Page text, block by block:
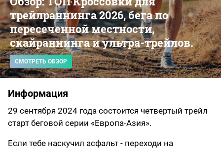
трейлраннинга 2026, бега по
пересеченной местности,
скайраннинга и ультра-трейлов.
СМОТРЕТЬ ОБЗОР
Информация
29 сентября 2024 года состоится четвертый трейл
старт беговой серии «Европа-Азия».
Если тебе наскучил асфальт - переходи на